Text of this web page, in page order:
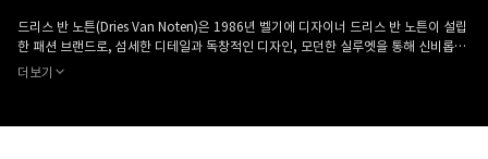
드리스 반 노튼(Dries Van Noten)은 1986년 벨기에 디자이너 드리스 반 노튼이 설립
한 패션 브랜드로, 섬세한 디테일과 독창적인 디자인, 모던한 실루엣을 통해 신비롭고
서정적인 컬렉션을 선보입니다.
더보기